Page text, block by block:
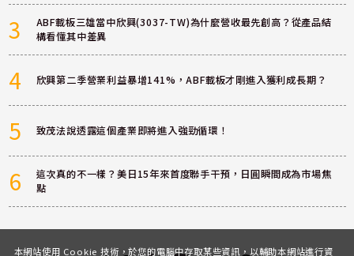
3
ABF載板三雄當中欣興(3037-TW)為什麼營收最先創高？從產品結
構看懂其中差異
4 欣興第二季營業利益暴增141%，ABF載板才剛進入獲利成長期？
5 致茂法說透露這個產業即將進入強勁循環！
6
這次真的不一樣？美日15年來首度聯手干預，日圓瞬間成為市場焦
點
本網站使用 Cookie 技術，於您的電腦中存取某些資訊，以輔助本網站進行資